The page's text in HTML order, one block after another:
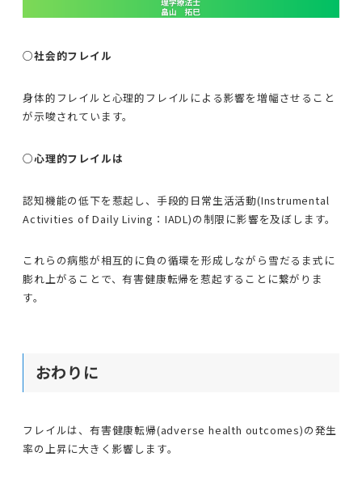
○社会的フレイル
身体的フレイルと心理的フレイルによる影響を増幅させること
が示唆されています。
○心理的フレイルは
認知機能の低下を惹起し、手段的日常生活活動(Instrumental
Activities of Daily Living：IADL)の制限に影響を及ぼします。
これらの病態が相互的に負の循環を形成しながら雪だるま式に
膨れ上がることで、有害健康転帰を惹起することに繋がりま
す。
おわりに
フレイルは、有害健康転帰(adverse health outcomes)の発生
率の上昇に大きく影響します。